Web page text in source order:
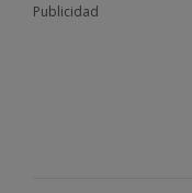
Publicidad